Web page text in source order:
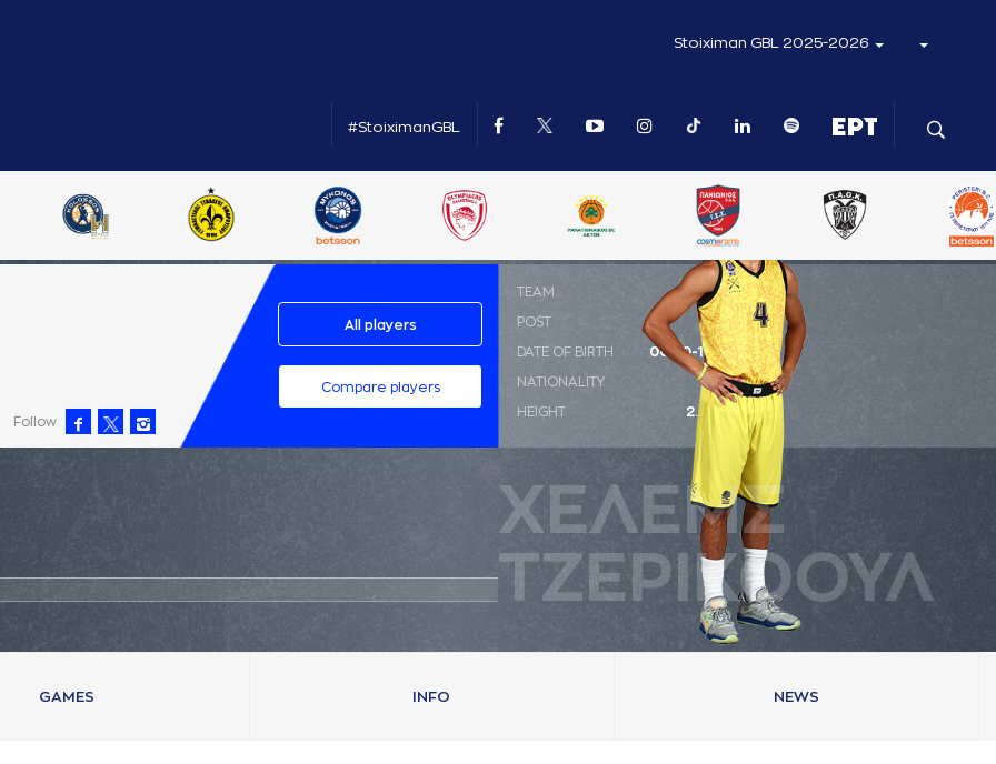
Stoiximan GBL 2025-2026
#StoiximanGBL
Follow
All players
Compare players
ΧΕΛΕΜΣ
ΤΖΕΡΙΚΟΟΥΛ
ΤΕΑΜ
POST SF
DATE OF BIRTH 06-10-1999
NATIONALITY ΗΠΑ
HEIGHT 2.01 m
GAMES INFO NEWS